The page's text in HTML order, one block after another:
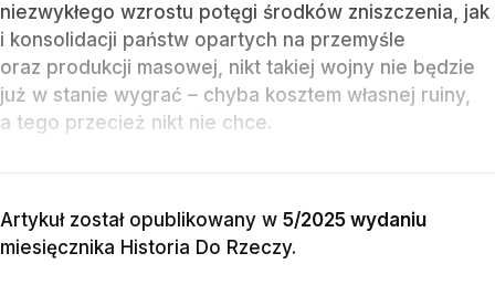
niezwykłego wzrostu potęgi środków zniszczenia, jak
i konsolidacji państw opartych na przemyśle
oraz produkcji masowej, nikt takiej wojny nie będzie
już w stanie wygrać – chyba kosztem własnej ruiny,
a tego przecież nikt nie chce.
Artykuł został opublikowany w 5/2025 wydaniu
miesięcznika Historia Do Rzeczy.